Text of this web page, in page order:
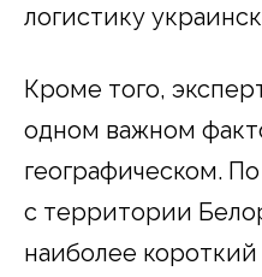
логистику
Кроме того,
одном важном
географическом.
с территории
наиболее короткий